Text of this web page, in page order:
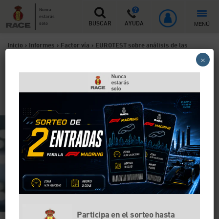
Nunca
estarás
solo
BUSCAR AYUDA MENÚ
Inicio > Informes > Factor vía > EUROTEST sobre análisis de las
EUROTEST sobre análisis de
las gasolineras europeas
Participa en el sorteo hasta
×